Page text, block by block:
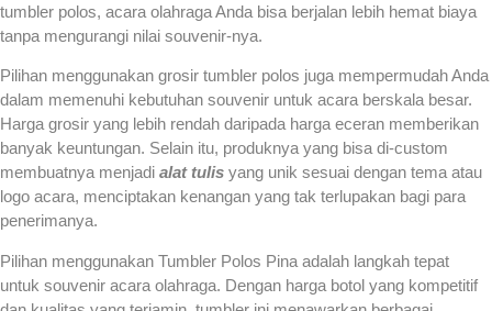
tumbler polos, acara olahraga Anda bisa berjalan lebih hemat biaya
tanpa mengurangi nilai souvenir-nya.
Pilihan menggunakan grosir tumbler polos juga mempermudah Anda
dalam memenuhi kebutuhan souvenir untuk acara berskala besar.
Harga grosir yang lebih rendah daripada harga eceran memberikan
banyak keuntungan. Selain itu, produknya yang bisa di-custom
membuatnya menjadi alat tulis yang unik sesuai dengan tema atau
logo acara, menciptakan kenangan yang tak terlupakan bagi para
penerimanya.
Pilihan menggunakan Tumbler Polos Pina adalah langkah tepat
untuk souvenir acara olahraga. Dengan harga botol yang kompetitif